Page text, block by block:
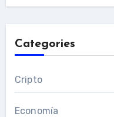
Categories
Cripto
Economía